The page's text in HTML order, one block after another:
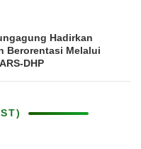
Hadirkan
Berorentasi Melalui
DHP